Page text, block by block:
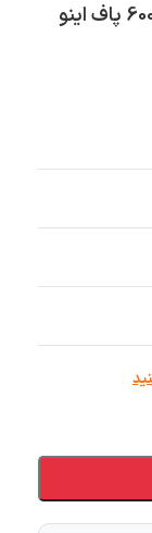
پاد یکبار مصرف توت فرنگی هندوانه 6000 پاف اینو